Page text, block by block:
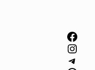
Facebook
Instagram
Telegram